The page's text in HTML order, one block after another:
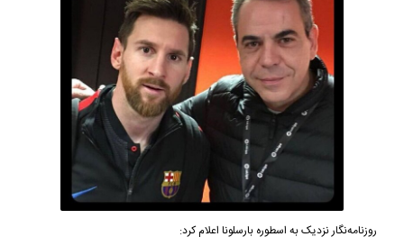
روزنامه‌نگار نزدیک به اسطوره بارسلونا اعلام کرد: